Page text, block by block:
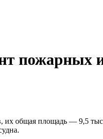
пожарных
общая площадь — 9,5